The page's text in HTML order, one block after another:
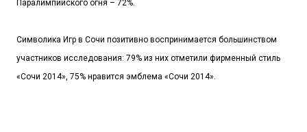
Паралимпийского огня – 72%.
Символика Игр в Сочи позитивно воспринимается большинством
участников исследования: 79% из них отметили фирменный стиль
«Сочи 2014», 75% нравится эмблема «Сочи 2014».